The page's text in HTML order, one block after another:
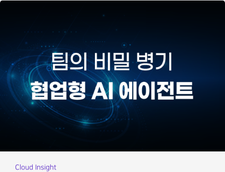
Cloud Insight